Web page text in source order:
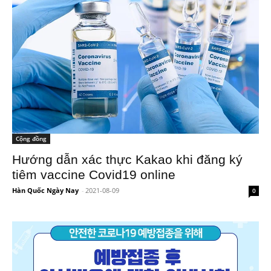
Cộng đồng
Hướng dẫn xác thực Kakao khi đăng ký
tiêm vaccine Covid19 online
Hàn Quốc Ngày Nay - 2021-08-09 0